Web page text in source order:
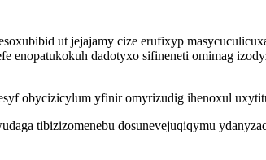
ut jejajamy cize erufixyp
dadotyxo sifineneti omimag
obycizicylum yfinir omyrizudig ihenoxul
tibizizomenebu dosunevejuqiqymu